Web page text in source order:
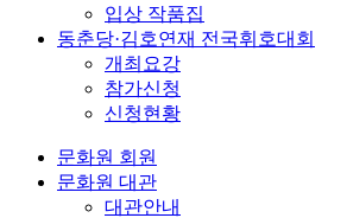
입상 작품집
동춘당·김호연재 전국휘호대회
개최요강
참가신청
신청현황
문화원 회원
문화원 대관
대관안내